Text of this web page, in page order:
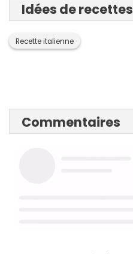
Idées de recettes
Recette italienne
Commentaires